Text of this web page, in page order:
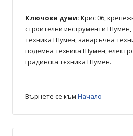
Ключови думи: Крис 06,
строителни инструменти Шумен,
техника Шумен, заваръчна
подемна техника Шумен,
градинска техника Шумен.
Върнете се към Начало